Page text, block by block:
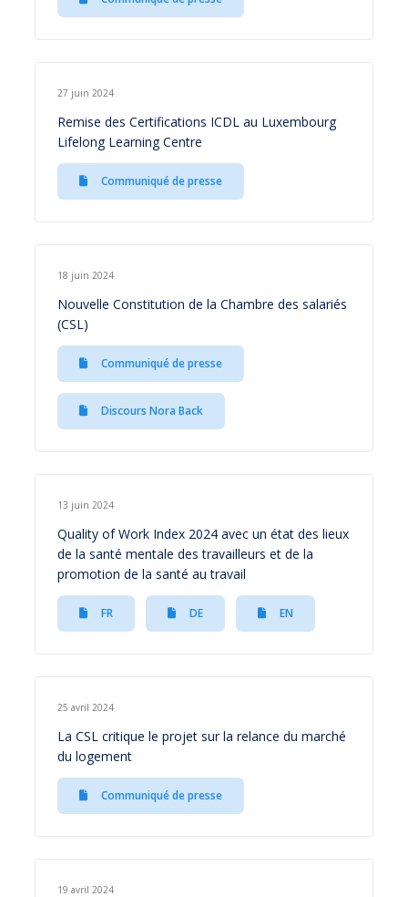
27 juin 2024
Remise des Certifications ICDL au Luxembourg
Lifelong Learning Centre
Communiqué de presse
18 juin 2024
Nouvelle Constitution de la Chambre des salariés
(CSL)
Communiqué de presse
Discours Nora Back
13 juin 2024
Quality of Work Index 2024 avec un état des lieux
de la santé mentale des travailleurs et de la
promotion de la santé au travail
FR DE EN
25 avril 2024
La CSL critique le projet sur la relance du marché
du logement
Communiqué de presse
19 avril 2024